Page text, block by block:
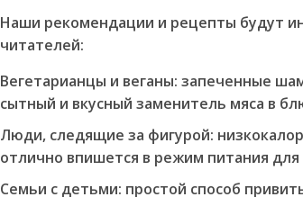
Наши рекомендации и рецепты будут
читателей:
Вегетарианцы и веганы: запеченные
сытный и вкусный заменитель мяса в
Люди, следящие за фигурой:
отлично впишется в режим питания для
Семьи с детьми: простой способ